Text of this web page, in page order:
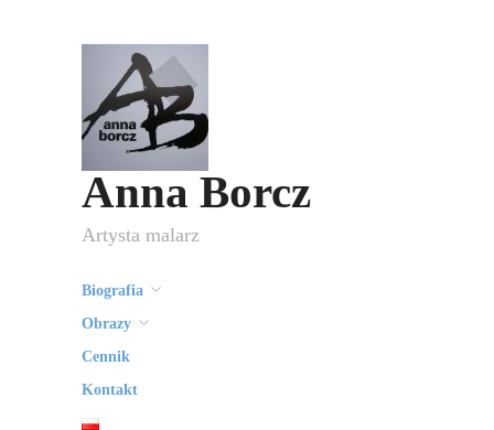
Anna Borcz
Artysta malarz
Biografia
Obrazy
Cennik
Kontakt